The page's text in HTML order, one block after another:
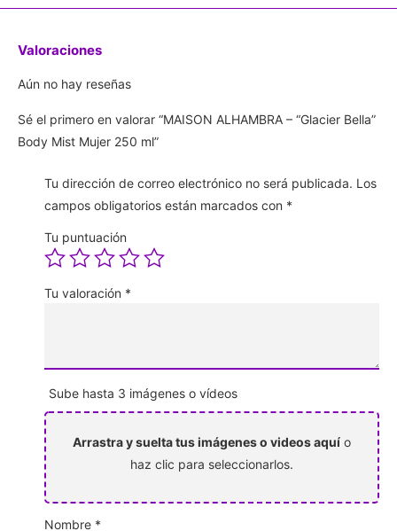
Valoraciones
Aún no hay reseñas
Sé el primero en valorar “MAISON ALHAMBRA – “Glacier Bella”
Body Mist Mujer 250 ml”
Tu dirección de correo electrónico no será publicada. Los
campos obligatorios están marcados con *
Tu puntuación
Tu valoración *
Sube hasta 3 imágenes o vídeos
Arrastra y suelta tus imágenes o videos aquí o
haz clic para seleccionarlos.
Nombre *